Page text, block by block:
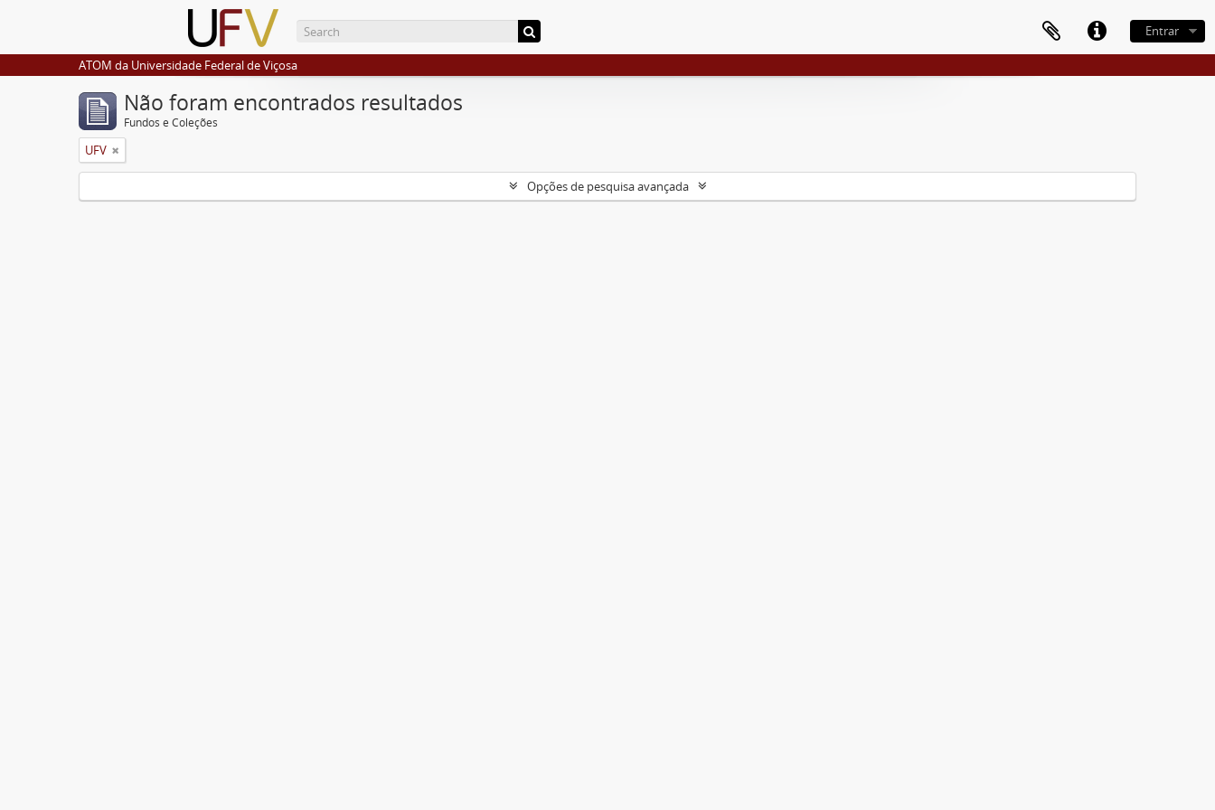
Entrar
ATOM da Universidade Federal de Viçosa
Não foram encontrados resultados
Fundos e Coleções
UFV
Opções de pesquisa avançada